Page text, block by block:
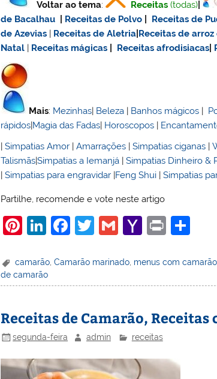
Voltar ao tema: Receitas (todas)
de Bacalhau
Receitas de Polvo Receitas de
de Azevias
Receitas de Aletria Receitas dearroz
Natal
Receitas mágicas Receitas afrodisiacas
Mais: Mezinhas| Beleza | Banhos mágicos |
rápidos|Magia das Fadas| Horoscopos |
|Simpatias Amor |Amarrações |Simpatias ciganas |
Talismãs|Simpatias a Iemanjá |Simpatias Dinheiro &
|Simpatias para engravidar |Feng Shui |Simpatias
Partilhe, recomende e vote neste artigo
Pi
er
e
Li
k
e
n
F
c
e
o
o
k
T
itt
er
G
ai
l
Y
h
o
M
ai
l
Pr
t
ar
e
camarão ,Camarão marinado menus com camarão
de camarão
Receitas de Camarão, Receitas
segunda-feira admin receitas